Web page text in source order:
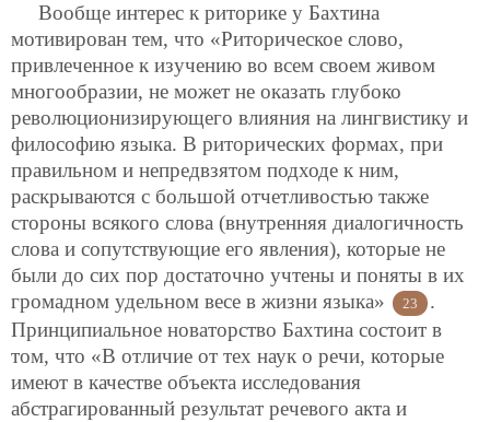
Вообще интерес к риторике у Бахтина
мотивирован тем, что «Риторическое слово,
привлеченное к изучению во всем своем живом
многообразии, не может не оказать глубоко
революционизирующего влияния на лингвистику и
философию языка. В риторических формах, при
правильном и непредвзятом подходе к ним,
раскрываются с большой отчетливостью также
стороны всякого слова (внутренняя диалогичность
слова и сопутствующие его явления), которые не
были до сих пор достаточно учтены и поняты в их
громадном удельном весе в жизни языка»
23
.
Принципиальное новаторство Бахтина состоит в
том, что «В отличие от тех наук о речи, которые
имеют в качестве объекта исследования
абстрагированный результат речевого акта и